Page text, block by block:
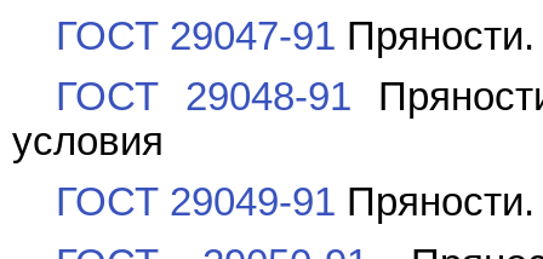
ГОСТ 29047-91 Пряности.
ГОСТ 29048-91
условия
ГОСТ 29049-91